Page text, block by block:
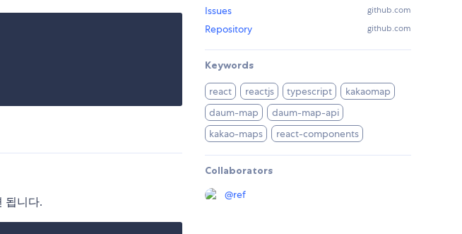
됩니다.
Issues github.com
Repository github.com
Keywords
react reactjs typescript
kakaomap
daum-map
daum-map-api
kakao-maps
react-components
Collaborators
@ref